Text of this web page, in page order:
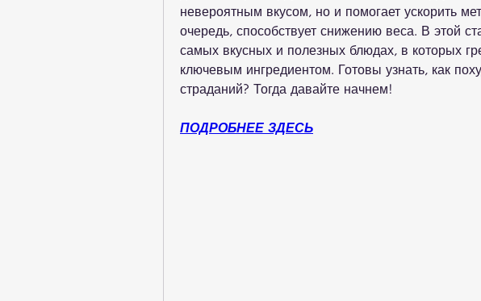
невероятным вкусом, но и помогает ускорить
очередь, способствует снижению веса. В этой
самых вкусных и полезных блюдах, в которых
ключевым ингредиентом. Готовы узнать, как
страданий? Тогда давайте начнем!
ПОДРОБНЕЕ ЗДЕСЬ